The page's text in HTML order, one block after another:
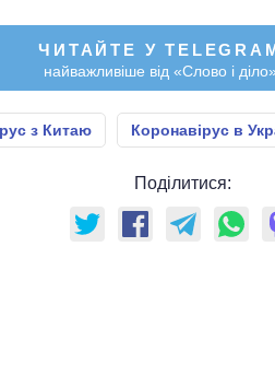
ЧИТАЙТЕ У
найважливіше від «Слово і діло»
з Китаю Коронавірус в
Поділитися: